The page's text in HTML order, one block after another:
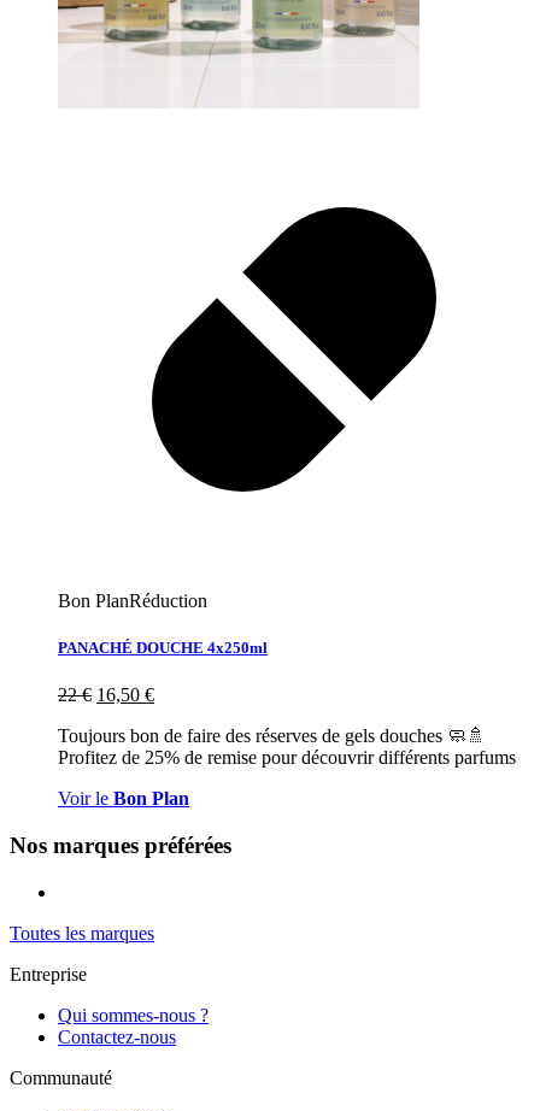
Bon PlanRéduction
PANACHÉ DOUCHE 4x250ml
22€ 16,50 €
Toujours bon de faire des réserves de gels douches ​🧼​🚿​
Profitez de 25% de remise pour découvrir différents parfums
Voir le Bon Plan
Nos marques préférées
Toutes les marques
Entreprise
Qui sommes-nous ?
Contactez-nous
Communauté